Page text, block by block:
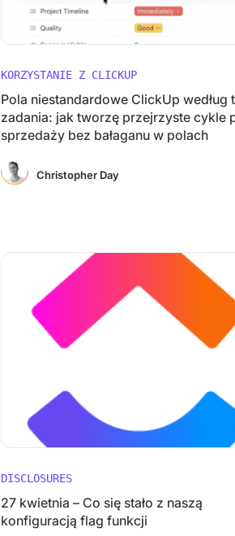
KORZYSTANIE Z CLICKUP
Pola niestandardowe ClickUp według
zadania: jak tworzę przejrzyste cykle
sprzedaży bez bałaganu w polach
Christopher Day
DISCLOSURES
27 kwietnia – Co się stało z naszą
konfiguracją flag funkcji